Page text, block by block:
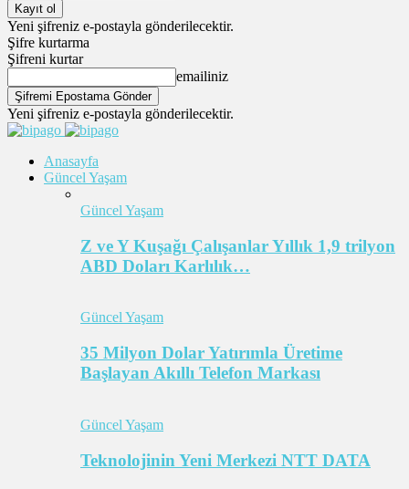
Yeni şifreniz e-postayla gönderilecektir.
Şifre kurtarma
Şifreni kurtar
emailiniz
Yeni şifreniz e-postayla gönderilecektir.
Anasayfa
Güncel Yaşam
Güncel Yaşam
Z ve Y Kuşağı Çalışanlar Yıllık 1,9 trilyon
ABD Doları Karlılık…
Güncel Yaşam
35 Milyon Dolar Yatırımla Üretime
Başlayan Akıllı Telefon Markası
Güncel Yaşam
Teknolojinin Yeni Merkezi NTT DATA